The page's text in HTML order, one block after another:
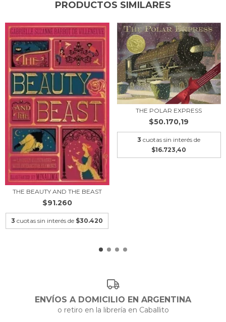
PRODUCTOS SIMILARES
THE BEAUTY AND THE BEAST
$91.260
3 cuotas sin interés de $30.420
THE POLAR EXPRESS
$50.170,19
3 cuotas sin interés de
$16.723,40
ENVÍOS A DOMICILIO EN ARGENTINA
o retiro en la librería en Caballito